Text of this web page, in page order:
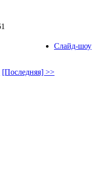
Слайд-шоу
[Последняя] >>